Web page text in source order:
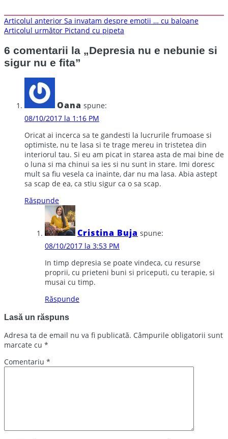
Navigare
în
articole
Articolul anterior Sa invatam despre emotii … cu baloane
Articolul următor Pictand cu pipeta
6 comentarii la „Depresia nu e nebunie si
sigur nu e fita”
Oana spune:
08/10/2017 la 1:16 PM
Oricat ai incerca sa te gandesti la lucrurile frumoase si
optimiste, nu te lasa si te trage mereu in tristetea din
interiorul tau. Si eu am picat in starea asta de mai bine de
o luna si ma chinui sa ies si nu sunt in stare. Imi doresc
mult sa fiu vesela ca inainte, dar nu ma lasa. Abia astept
sa scap de ea, ca stiu sigur ca o sa scap.
Răspunde
Cristina Buja spune:
08/10/2017 la 3:53 PM
In timp depresia se poate vindeca, cu resurse
proprii, cu prieteni buni si priceputi, cu terapie, si
musai cu timp.
Răspunde
Lasă un răspuns
Adresa ta de email nu va fi publicată. Câmpurile obligatorii sunt
marcate cu *
Comentariu *